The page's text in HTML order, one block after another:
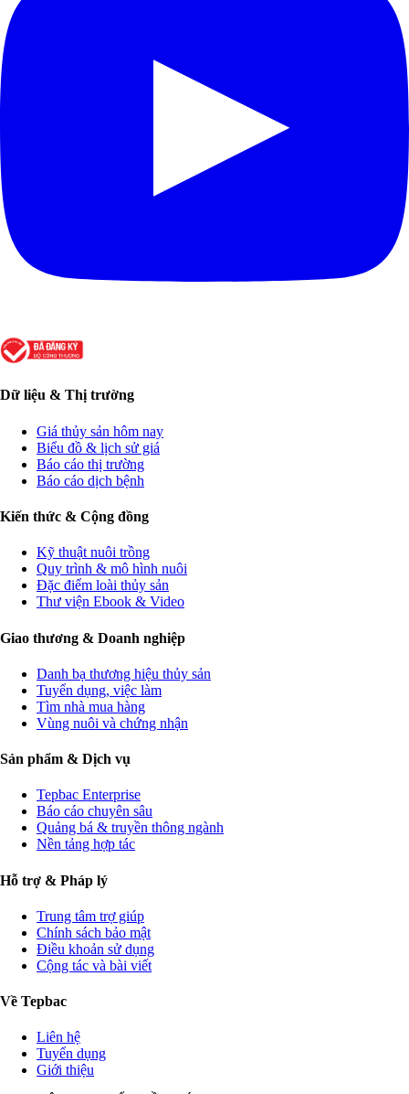
Dữ liệu & Thị trường
Giá thủy sản hôm nay
Biểu đồ & lịch sử giá
Báo cáo thị trường
Báo cáo dịch bệnh
Kiến thức & Cộng đồng
Kỹ thuật nuôi trồng
Quy trình & mô hình nuôi
Đặc điểm loài thủy sản
Thư viện Ebook & Video
Giao thương & Doanh nghiệp
Danh bạ thương hiệu thủy sản
Tuyển dụng, việc làm
Tìm nhà mua hàng
Vùng nuôi và chứng nhận
Sản phẩm & Dịch vụ
Tepbac Enterprise
Báo cáo chuyên sâu
Quảng bá & truyền thông ngành
Nền tảng hợp tác
Hỗ trợ & Pháp lý
Trung tâm trợ giúp
Chính sách bảo mật
Điều khoản sử dụng
Cộng tác và bài viết
Về Tepbac
Liên hệ
Tuyển dụng
Giới thiệu